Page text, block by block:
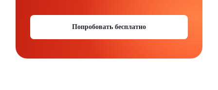
Попробовать бесплатно